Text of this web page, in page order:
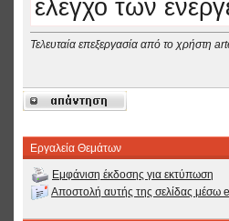
έλεγχο των
Τελευταία επεξεργασία από το χρήστη
Εργαλεία Θεμάτων
Εμφάνιση έκδοσης για εκτύπωση
Αποστολή αυτής της σελίδας μέσω